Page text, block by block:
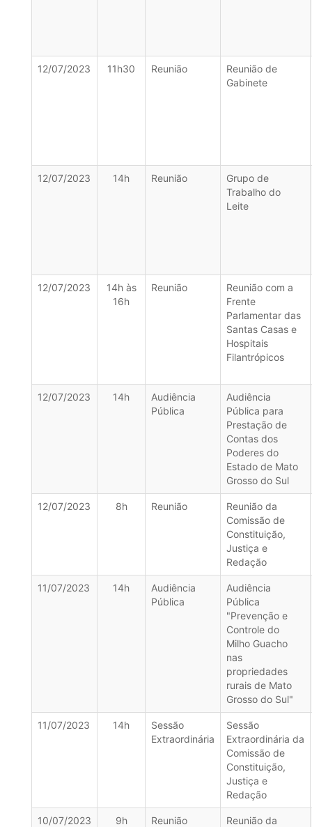
12/07/2023 11h30 Reunião
Reunião de
Gabinete
12/07/2023 14h Reunião
Grupo de
Trabalho do
Leite
12/07/2023
14h às
16h
Reunião
Reunião com a
Frente
Parlamentar das
Santas Casas e
Hospitais
Filantrópicos
12/07/2023 14h
Audiência
Pública
Audiência
Pública para
Prestação de
Contas dos
Poderes do
Estado de Mato
Grosso do Sul
12/07/2023 8h Reunião
Reunião da
Comissão de
Constituição,
Justiça e
Redação
11/07/2023 14h
Audiência
Pública
Audiência
Pública
"Prevenção e
Controle do
Milho Guacho
nas
propriedades
rurais de Mato
Grosso do Sul"
11/07/2023 14h
Sessão
Extraordinária
Sessão
Extraordinária da
Comissão de
Constituição,
Justiça e
Redação
10/07/2023 9h Reunião
Reunião da